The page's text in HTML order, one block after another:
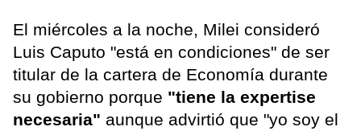
El miércoles a la noche, Milei consideró
Luis Caputo "está en condiciones" de ser
titular de la cartera de Economía durante
su gobierno porque "tiene la expertise
necesaria" aunque advirtió que "yo soy el